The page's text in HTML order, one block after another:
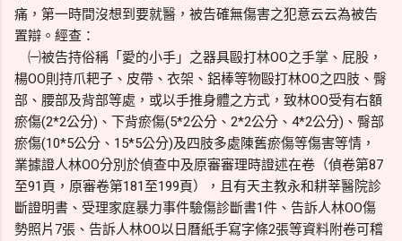
痛，第一時間沒想到要就醫，被告確無傷害之犯意云云為被告
置辯。經查：
㈠被告持俗稱「愛的小手」之器具毆打林OO之手掌、屁股，
楊OO則持爪耙子、皮帶、衣架、鋁棒等物毆打林OO之四肢、臀
部、腰部及背部等處，或以手推身體之方式，致林OO受有右額
瘀傷(2*2公分)、下背瘀傷(5*2公分、2*2公分、4*2公分)、臀部
瘀傷(10*5公分、15*5公分)及四肢多處陳舊瘀傷等傷害等情，
業據證人林OO分別於偵查中及原審審理時證述在卷（偵卷第87
至91頁，原審卷第181至199頁），且有天主教永和耕莘醫院診
斷證明書、受理家庭暴力事件驗傷診斷書1件、告訴人林OO傷
勢照片7張、告訴人林OO以日曆紙手寫字條2張等資料附卷可稽